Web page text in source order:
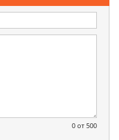
0 от 500